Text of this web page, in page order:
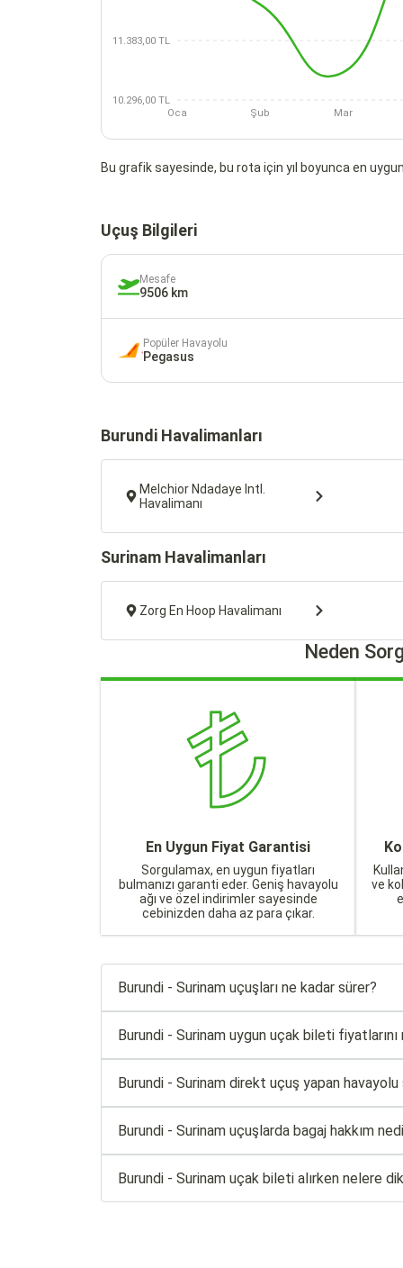
11.383,00 TL
10.296,00 TL
Oca
Şub Mar
Bu grafik sayesinde, bu rota için yıl boyunca en
Uçuş Bilgileri
Mesafe
9506 km
Popüler Havayolu
Pegasus
Burundi Havalimanları
Melchior Ndadaye Intl.
Havalimanı
Surinam Havalimanları
Zorg En Hoop Havalimanı
Neden
En Uygun Fiyat Garantisi
Sorgulamax, en uygun fiyatları
bulmanızı garanti eder. Geniş havayolu
ağı ve özel indirimler sayesinde
cebinizden daha az para çıkar.
ve
Burundi - Surinam uçuşları ne kadar sürer?
Burundi - Surinam uygun uçak bileti fiyatlarını
Burundi - Surinam direkt uçuş yapan
Burundi - Surinam uçuşlarda bagaj hakkım
Burundi - Surinam uçak bileti alırken nelere